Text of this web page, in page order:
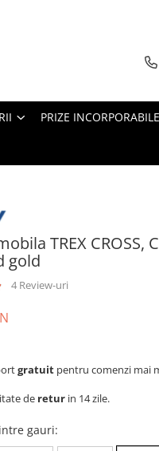
PRIZE
TREX CROSS,
gold
4 Review-uri
gratuit pentru comenzi mai
de retur in 14 zile.
gauri: